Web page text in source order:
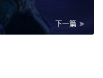
下一篇